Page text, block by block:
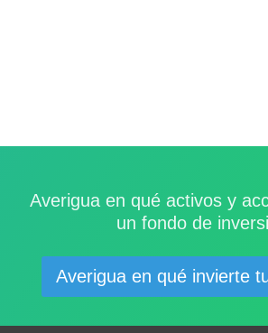
Averigua en qué activos y
un fondo de
Averigua en qué invierte